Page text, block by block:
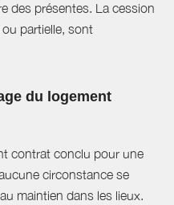
des présentes. La cession
partielle, sont
du logement
contrat conclu pour une
circonstance se
maintien dans les lieux.